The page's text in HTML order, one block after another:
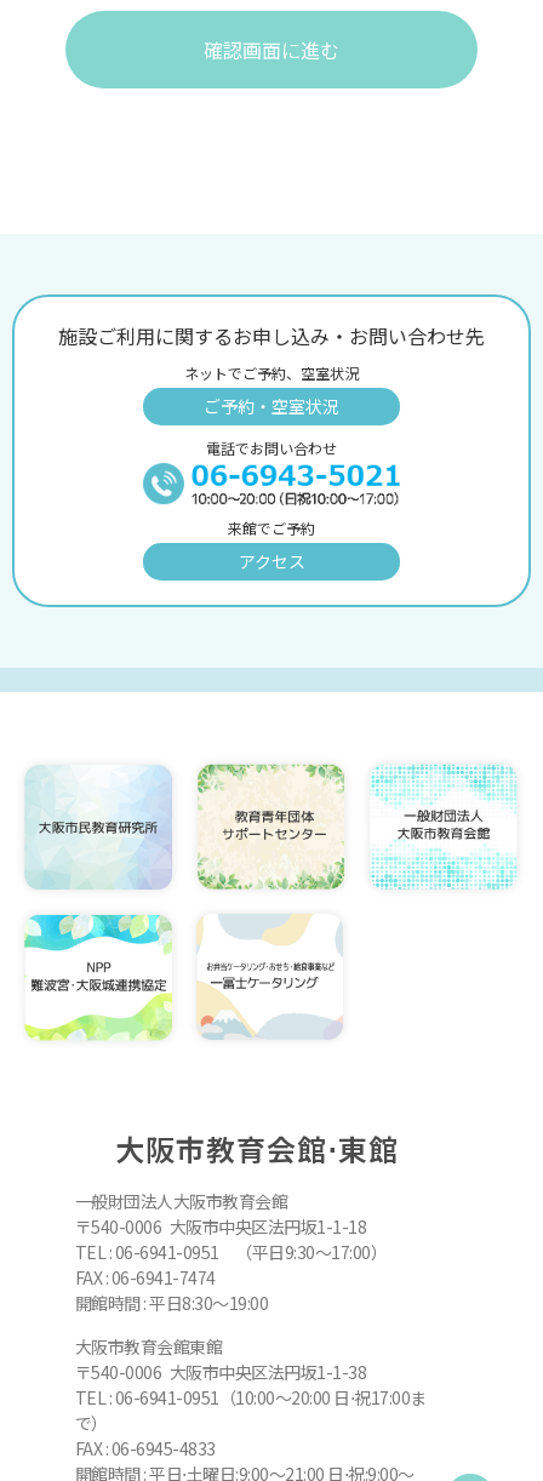
確認画面に進む
施設ご利用に関するお申し込み・お問い合わせ先
ネットでご予約、空室状況
ご予約・空室状況
電話でお問い合わせ
来館でご予約
アクセス
大阪市教育会館⋅東館
一般財団法人大阪市教育会館
〒540-0006 大阪市中央区法円坂1-1-18
TEL : 06-6941-0951 （平日9:30～17:00）
FAX : 06-6941-7474
開館時間 : 平日8:30～19:00
大阪市教育会館東館
〒540-0006 大阪市中央区法円坂1-1-38
TEL : 06-6941-0951（10:00～20:00 日⋅祝17:00ま
で）
FAX : 06-6945-4833
開館時間 : 平日⋅土曜日:9:00～21:00 日⋅祝:9:00～